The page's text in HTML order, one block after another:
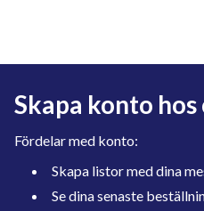
Skapa konto hos
Fördelar med konto:
Skapa listor med dina
Se dina senaste